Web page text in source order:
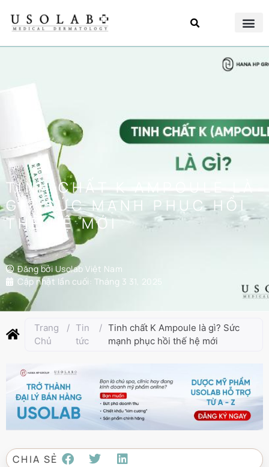
TINH CHẤT K AMPOULE LÀ
GÌ? SỨC MẠNH PHỤC HỒI
THẾ HỆ MỚI
Đăng bởi Usolab Việt Nam
Cập nhật lần cuối: Tháng 3 31, 2025
Trang
Chủ
/ Tin
tức
/ Tinh chất K Ampoule là gì? Sức
mạnh phục hồi thế hệ mới
CHIA SẺ